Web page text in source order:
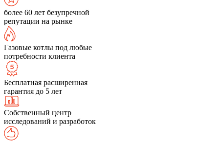
более 60 лет безупречной
репутации на рынке
Газовые котлы под любые
потребности клиента
Бесплатная расширенная
гарантия до 5 лет
Собственный центр
исследований и разработок